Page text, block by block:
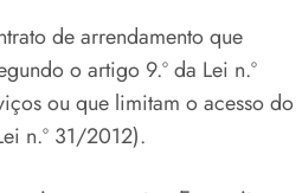
de arrendamento que
o artigo 9.º da Lei n.º
ou que limitam o acesso do
n.º 31/2012).